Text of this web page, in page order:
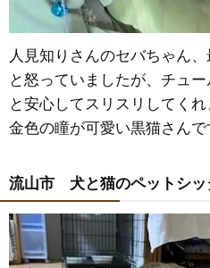
人見知りさんのセバちゃん
と怒っていましたが、チュ
と安心してスリスリしてくれ
金色の瞳が可愛い黒猫さんで
流山市 犬と猫のペットシッ